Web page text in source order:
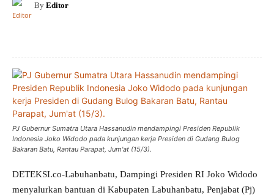
By Editor
PJ Gubernur Sumatra Utara Hassanudin mendampingi Presiden Republik
Indonesia Joko Widodo pada kunjungan kerja Presiden di Gudang Bulog
Bakaran Batu, Rantau Parapat, Jum'at (15/3).
DETEKSI.co-Labuhanbatu, Dampingi Presiden RI Joko Widodo
menyalurkan bantuan di Kabupaten Labuhanbatu, Penjabat (Pj)